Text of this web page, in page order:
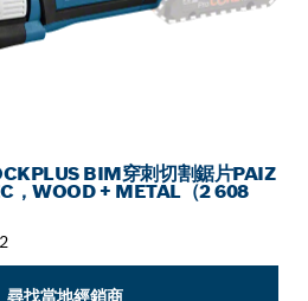
BIM穿刺切割鋸片PAIZ
，WOOD + METAL（2 608
尋找當地經銷商